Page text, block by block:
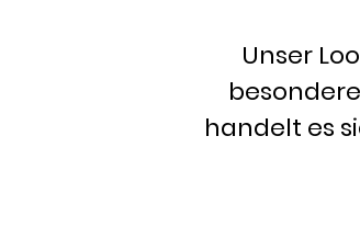
Unser
handelt es